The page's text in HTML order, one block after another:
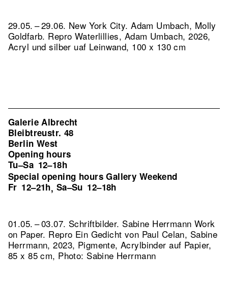
29.05. – 29.06. New York City. Adam Umbach, Molly
Goldfarb. Repro Waterlillies, Adam Umbach, 2026,
Acryl und silber uaf Leinwand, 100 x 130 cm
Galerie Albrecht
Bleibtreustr. 48
Berlin West
Opening hours
Tu–Sa 12–18h
Special opening hours Gallery Weekend
Fr 12–21h, Sa–Su 12–18h
01.05. – 03.07. Schriftbilder. Sabine Herrmann Work
on Paper. Repro Ein Gedicht von Paul Celan, Sabine
Herrmann, 2023, Pigmente, Acrylbinder auf Papier,
85 x 85 cm, Photo: Sabine Herrmann